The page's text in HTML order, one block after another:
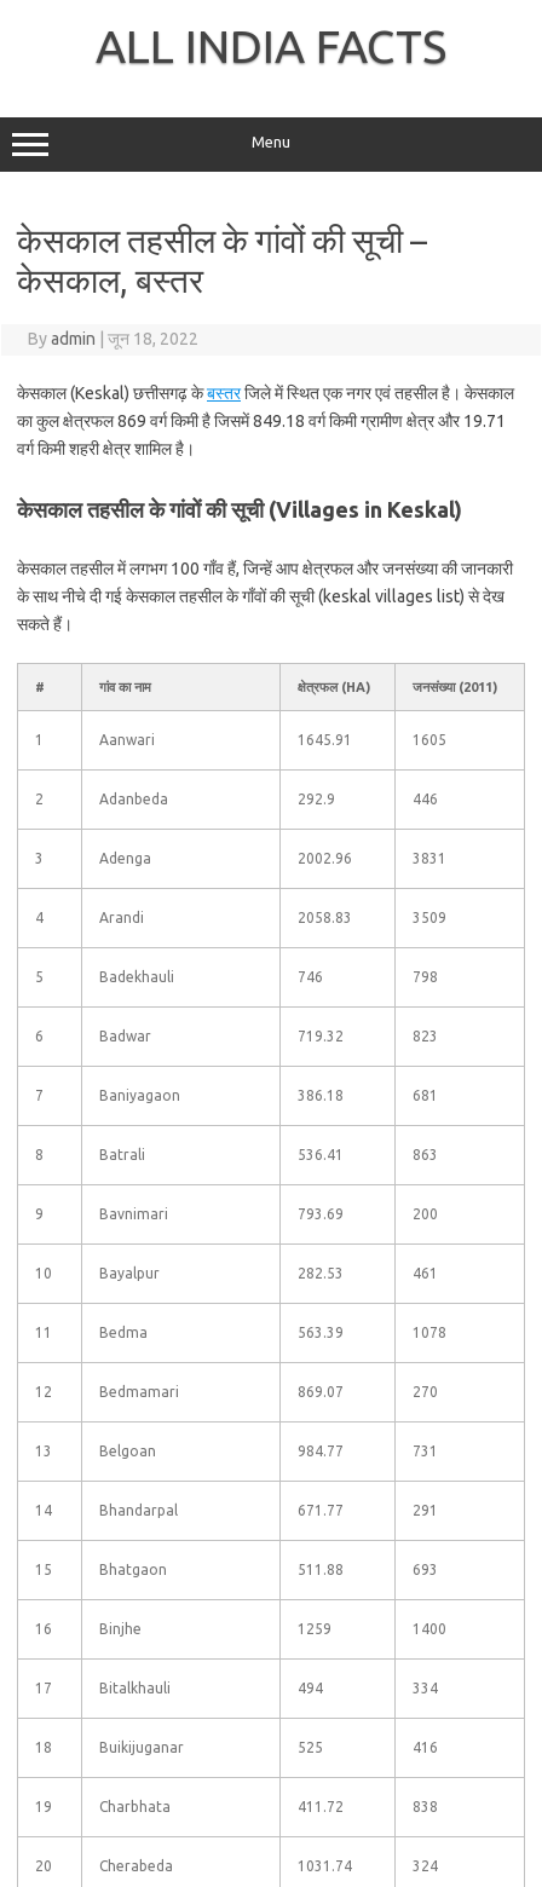
ALL INDIA FACTS
Menu
केसकाल तहसील के गांवों की सूची –
केसकाल, बस्तर
Byadmin जून 18, 2022
केसकाल (Keskal) छत्तीसगढ़ केबस्तरजिले में स्थित एक नगर एवं तहसील है। केसकाल
का कुल क्षेत्रफल 869 वर्ग किमी है जिसमें 849.18 वर्ग किमी ग्रामीण क्षेत्र और 19.71
वर्ग किमी शहरी क्षेत्र शामिल है।
केसकाल तहसील के गांवों की सूची (Villages in Keskal)
केसकाल तहसील में लगभग 100 गाँव हैं, जिन्हें आप क्षेत्रफल और जनसंख्या की जानकारी
के साथ नीचे दी गई केसकाल तहसील के गाँवों की सूची (keskal villages list) से देख
सकते हैं।
# गांव का नाम क्षेत्रफल (HA) जनसंख्या (2011)
1 Aanwari 1645.91 1605
2 Adanbeda 292.9 446
3 Adenga 2002.96 3831
4 Arandi 2058.83 3509
5 Badekhauli 746 798
6 Badwar 719.32 823
7 Baniyagaon 386.18 681
8 Batrali 536.41 863
9 Bavnimari 793.69 200
10 Bayalpur 282.53 461
11 Bedma 563.39 1078
12 Bedmamari 869.07 270
13 Belgoan 984.77 731
14 Bhandarpal 671.77 291
15 Bhatgaon 511.88 693
16 Binjhe 1259 1400
17 Bitalkhauli 494 334
18 Buikijuganar 525 416
19 Charbhata 411.72 838
20 Cherabeda 1031.74 324